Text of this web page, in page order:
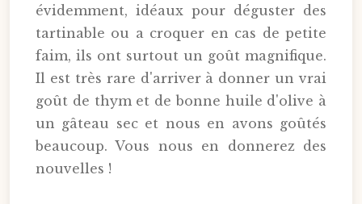
évidemment, idéaux pour déguster des
tartinable ou a croquer en cas de petite
faim, ils ont surtout un goût magnifique.
Il est très rare d'arriver à donner un vrai
goût de thym et de bonne huile d'olive à
un gâteau sec et nous en avons goûtés
beaucoup. Vous nous en donnerez des
nouvelles !